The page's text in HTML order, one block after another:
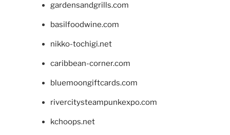
gardensandgrills.com
basilfoodwine.com
nikko-tochigi.net
caribbean-corner.com
bluemoongiftcards.com
rivercitysteampunkexpo.com
kchoops.net